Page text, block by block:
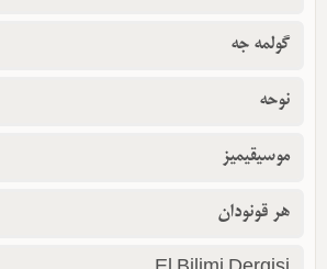
گولمه جه
نوحه
موسیقیمیز
هر قونودان